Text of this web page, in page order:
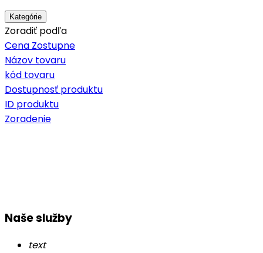
Kategórie
Zoradiť podľa
Cena Zostupne
Názov tovaru
kód tovaru
Dostupnosť produktu
ID produktu
Zoradenie
Naše služby
text